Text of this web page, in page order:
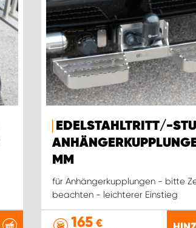
EDELSTAHLTRITT/-
MM
für Anhängerkupplungen - bitte
beachten - leichterer Einstieg
165€